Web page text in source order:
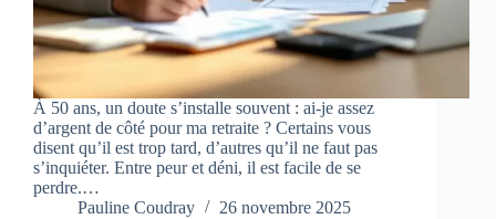
À 50 ans, un doute s’installe souvent : ai-je assez
d’argent de côté pour ma retraite ? Certains vous
disent qu’il est trop tard, d’autres qu’il ne faut pas
s’inquiéter. Entre peur et déni, il est facile de se
perdre.…
Pauline Coudray
26 novembre 2025